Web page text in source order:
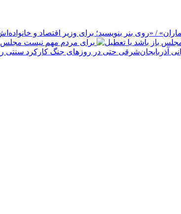
/ «روی بنر بنویسید؛ برای وزیر اقتصاد و
برای مردم مهم نیست مجلس
آذربایجان‌شرقی حتی در روزهای جنگ